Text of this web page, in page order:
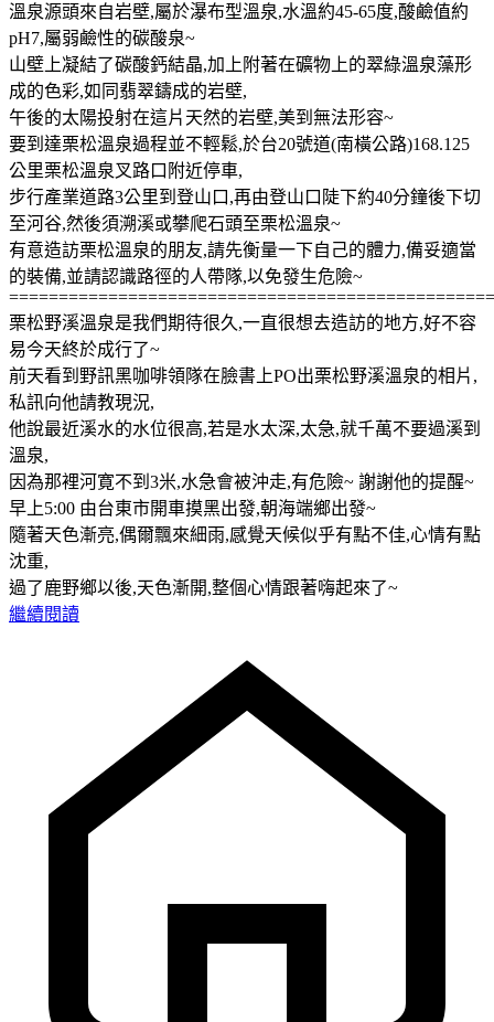
溫泉源頭來自岩壁,屬於瀑布型溫泉,水溫約45-65度,酸鹼值約
pH7,屬弱鹼性的碳酸泉~
山壁上凝結了碳酸鈣結晶,加上附著在礦物上的翠綠溫泉藻形
成的色彩,如同翡翠鑄成的岩壁,
午後的太陽投射在這片天然的岩壁,美到無法形容~
要到達栗松溫泉過程並不輕鬆,於台20號道(南橫公路)168.125
公里栗松溫泉叉路口附近停車,
步行產業道路3公里到登山口,再由登山口陡下約40分鐘後下切
至河谷,然後須溯溪或攀爬石頭至栗松溫泉~
有意造訪栗松溫泉的朋友,請先衡量一下自己的體力,備妥適當
的裝備,並請認識路徑的人帶隊,以免發生危險~
栗松野溪溫泉是我們期待很久,一直很想去造訪的地方,好不容
易今天終於成行了~
前天看到野訊黑咖啡領隊在臉書上PO出栗松野溪溫泉的相片,
私訊向他請教現況,
他說最近溪水的水位很高,若是水太深,太急,就千萬不要過溪到
溫泉,
因為那裡河寛不到3米,水急會被沖走,有危險~ 謝謝他的提醒~
早上5:00 由台東市開車摸黑出發,朝海端鄉出發~
隨著天色漸亮,偶爾飄來細雨,感覺天候似乎有點不佳,心情有點
沈重,
過了鹿野鄉以後,天色漸開,整個心情跟著嗨起來了~
繼續閱讀